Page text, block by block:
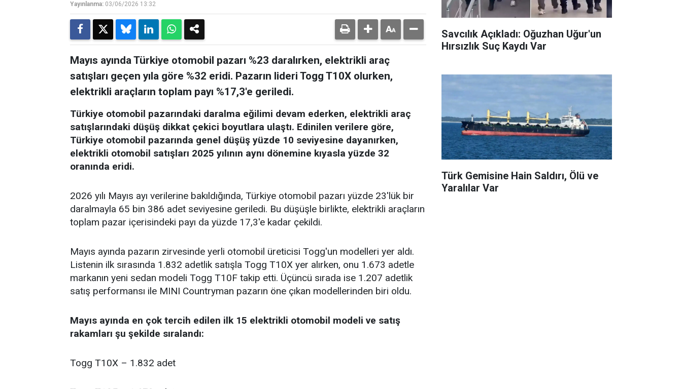
Yayınlanma: 03/06/2026 13:32
Mayıs ayında Türkiye otomobil pazarı %23 daralırken, elektrikli araç
satışları geçen yıla göre %32 eridi. Pazarın lideri Togg T10X olurken,
elektrikli araçların toplam payı %17,3'e geriledi.
Türkiye otomobil pazarındaki daralma eğilimi devam ederken, elektrikli araç
satışlarındaki düşüş dikkat çekici boyutlara ulaştı. Edinilen verilere göre,
Türkiye otomobil pazarında genel düşüş yüzde 10 seviyesine dayanırken,
elektrikli otomobil satışları 2025 yılının aynı dönemine kıyasla yüzde 32
oranında eridi.
​2026 yılı Mayıs ayı verilerine bakıldığında, Türkiye otomobil pazarı yüzde 23'lük bir
daralmayla 65 bin 386 adet seviyesine geriledi. Bu düşüşle birlikte, elektrikli araçların
toplam pazar içerisindeki payı da yüzde 17,3'e kadar çekildi.
​Mayıs ayında pazarın zirvesinde yerli otomobil üreticisi Togg'un modelleri yer aldı.
Listenin ilk sırasında 1.832 adetlik satışla Togg T10X yer alırken, onu 1.673 adetle
markanın yeni sedan modeli Togg T10F takip etti. Üçüncü sırada ise 1.207 adetlik
satış performansı ile MINI Countryman pazarın öne çıkan modellerinden biri oldu.
Mayıs ayında en çok tercih edilen ilk 15 elektrikli otomobil modeli ve satış
rakamları şu şekilde sıralandı:
​Togg T10X – 1.832 adet
Savcılık Açıkladı: Oğuzhan Uğur'un
Hırsızlık Suç Kaydı Var
Türk Gemisine Hain Saldırı, Ölü ve
Yaralılar Var